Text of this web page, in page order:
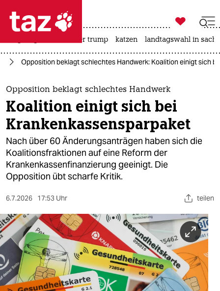
 taz zahl ich
taz zahl ich
themen
politik
öko
gesellschaft
kultur
sport
berlin
nord
wahrheit
verlag

taz zahl ich
usa unter trump katzen landtagswahl in
Opposition beklagt schlechtes Handwerk: Koalition einigt sich
Opposition beklagt schlechtes Handwerk
Koalition einigt sich bei
Krankenkassensparpaket
Nach über 60 Änderungsanträgen haben sich die
Koalitionsfraktionen auf eine Reform der
Krankenkassenfinanzierung geeinigt. Die
Opposition übt scharfe Kritik.
6.7.2026 17:53 Uhr teilen